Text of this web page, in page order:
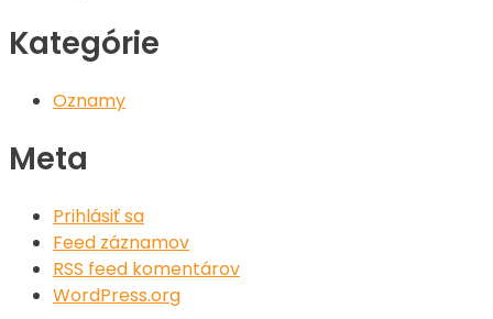
Kategórie
Oznamy
Meta
Prihlásiť sa
Feed záznamov
RSS feed komentárov
WordPress.org